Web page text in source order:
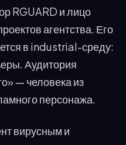
RGUARD и лицо
агентства. Его
в industrial-среду:
Аудитория
— человека из
персонажа.
вирусным и